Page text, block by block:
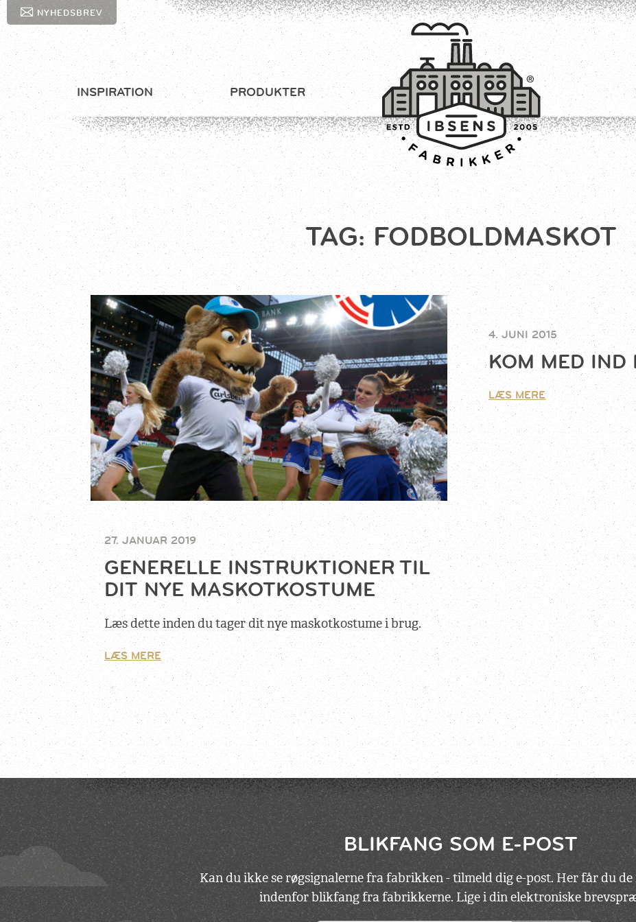
TILMELD
NYHEDSBREV
INSPIRATION PRODUKTER
TAG:FODBOLDMASKOT
27. JANUAR 2019
GENERELLE INSTRUKTIONER TIL
DIT NYE MASKOTKOSTUME
Læs dette inden du tager dit nye maskotkostume i brug.
LÆS MERE
4. JUNI 2015
KOM MED IND
LÆS MERE
BLIKFANG SOM E-POST
Kan du ikke se røgsignalerne fra fabrikken - tilmeld dig e-post. Her får du de
indenfor blikfang fra fabrikkerne. Lige i din elektroniske